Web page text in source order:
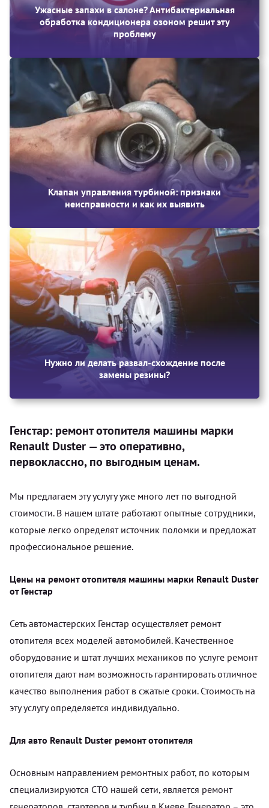
Ужасные запахи в салоне? Антибактериальная
обработка кондиционера озоном решит эту
проблему
Клапан управления турбиной: признаки
неисправности и как их выявить
Нужно ли делать развал-схождение после
замены резины?
Генстар: ремонт отопителя машины марки
Renault Duster — это оперативно,
первоклассно, по выгодным ценам.
Мы предлагаем эту услугу уже много лет по выгодной
стоимости. В нашем штате работают опытные сотрудники,
которые легко определят источник поломки и предложат
профессиональное решение.
Цены на ремонт отопителя машины марки Renault Duster
от Генстар
Сеть автомастерских Генстар осуществляет ремонт
отопителя всех моделей автомобилей. Качественное
оборудование и штат лучших механиков по услуге ремонт
отопителя дают нам возможность гарантировать отличное
качество выполнения работ в сжатые сроки. Стоимость на
эту услугу определяется индивидуально.
Для авто Renault Duster ремонт отопителя
Основным направлением ремонтных работ, по которым
специализируются СТО нашей сети, является ремонт